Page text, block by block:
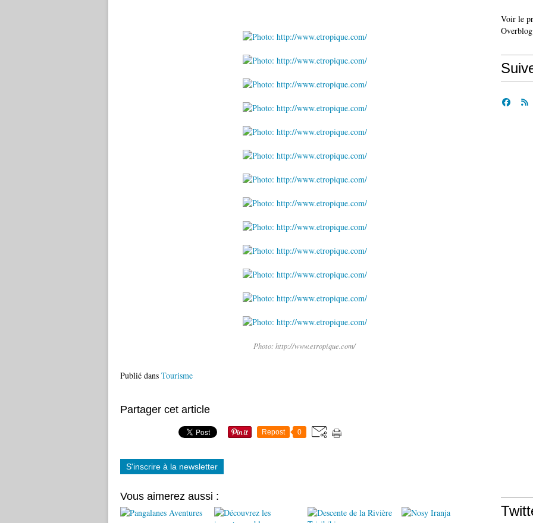
Photo: http://www.etropique.com/
Publié dans Tourisme
Partager cet article
Repost 0
S'inscrire à la newsletter
Vous aimerez aussi :
Voir le
Overblog